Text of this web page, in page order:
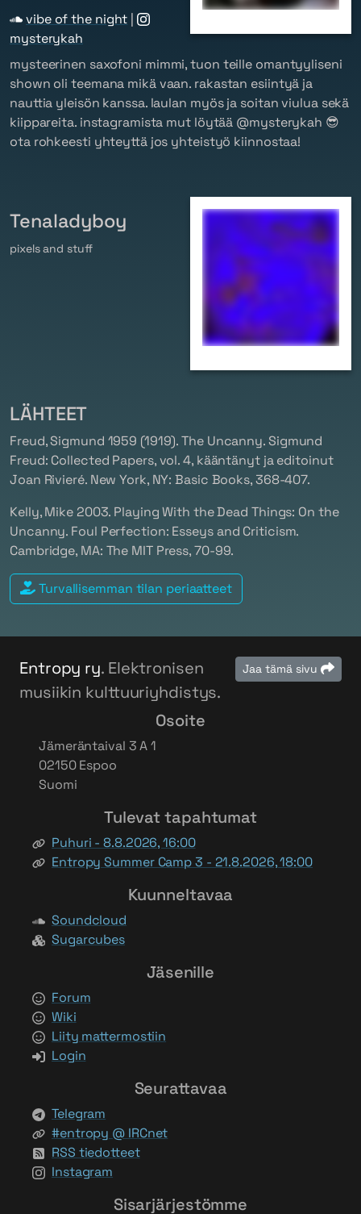
vibe of the night |
mysterykah
mysteerinen saxofoni mimmi, tuon teille omantyyliseni
shown oli teemana mikä vaan. rakastan esiintyä ja
nauttia yleisön kanssa. laulan myös ja soitan viulua sekä
kiippareita. instagramista mut löytää @mysterykah 😎
ota rohkeesti yhteyttä jos yhteistyö kiinnostaa!
Tenaladyboy
pixels and stuff
LÄHTEET
Freud, Sigmund 1959 (1919). The Uncanny.Sigmund
Freud: Collected Papers, vol. 4, kääntänyt ja editoinut
Joan Rivieré. New York, NY: Basic Books, 368-407.
Kelly, Mike 2003. Playing With the Dead Things: On the
Uncanny. Foul Perfection: Esseys and Criticism.
Cambridge, MA: The MIT Press, 70-99.
Turvallisemman tilan periaatteet
Jaa tämä sivu
Entropy ry. Elektronisen
musiikin kulttuuriyhdistys.
Osoite
Jämeräntaival 3 A 1
02150 Espoo
Suomi
Tulevat tapahtumat
Puhuri - 8.8.2026, 16:00
Entropy Summer Camp 3 - 21.8.2026, 18:00
Kuunneltavaa
Soundcloud
Sugarcubes
Jäsenille
Forum
Wiki
Liity mattermostiin
Login
Seurattavaa
Telegram
#entropy @ IRCnet
RSS tiedotteet
Instagram
Sisarjärjestömme